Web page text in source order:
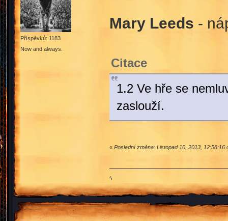
Příspěvků: 1183
Now and always.
Mary Leeds -
Citace
1.2 Ve hře se
zaslouží.
« Poslední změna: Listopad 10, 2013, 12:58:16
ϟ